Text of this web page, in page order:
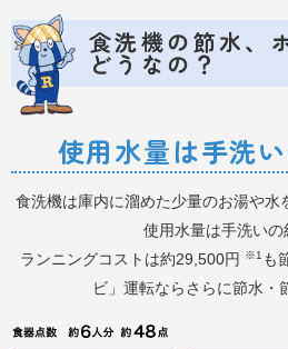
食洗機の節水、
どうなの？
使用水量は手洗
食洗機は庫内に溜めた少量のお湯や水
使用水量は手洗いの
ランニングコストは約29,500円
※1 も
ビ」運転ならさらに節水・